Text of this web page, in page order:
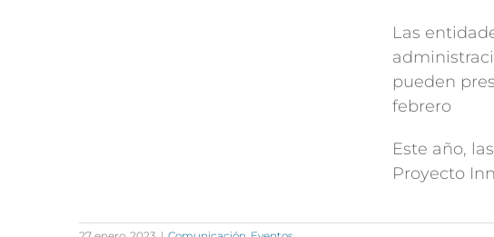
Las
pueden
febrero
Este año,
Proyecto